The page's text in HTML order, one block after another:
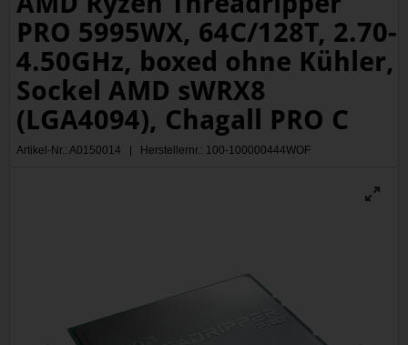
PRO 5995WX, 64C/128T, 2.70-
4.50GHz, boxed ohne Kühler,
Sockel AMD sWRX8
(LGA4094), Chagall PRO C
Artikel-Nr.: A0150014 | Herstellernr.: 100-100000444WOF